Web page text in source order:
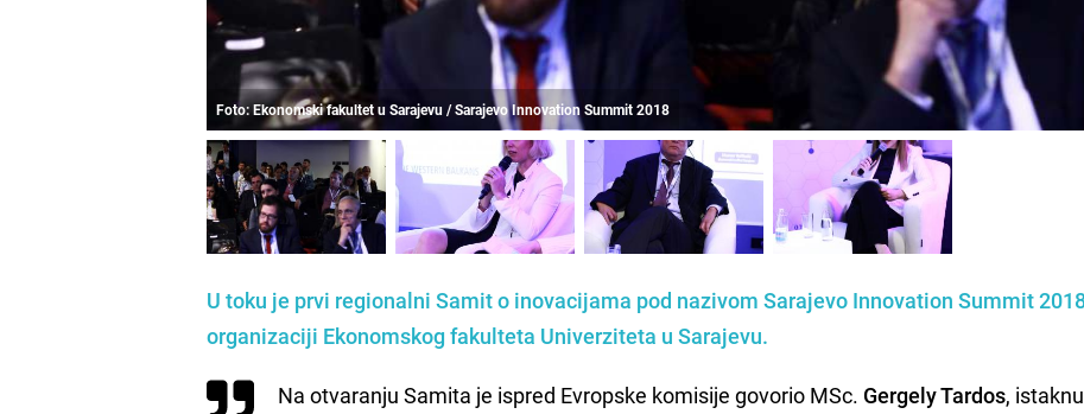
Foto: Ekonomski fakultet u Sarajevu / Sarajevo Innovation Summit 2018
U toku je prvi regionalni Samit o inovacijama pod nazivomSarajevo Innovation Summit
organizaciji Ekonomskog fakulteta Univerziteta u Sarajevu.
Na otvaranju Samita je ispred Evropske komisije govorio MSc. Gergely Tardos,